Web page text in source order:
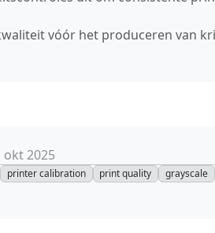
vóór het produceren van
okt 2025
printer calibration print quality grayscale